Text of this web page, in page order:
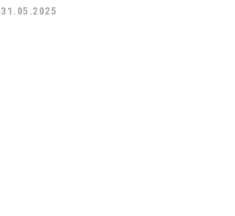
31.05.2025